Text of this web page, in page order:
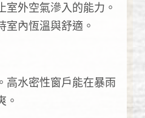
室外空氣滲入的能力。
室內恆溫與舒適。
高水密性窗戶能在暴雨
。